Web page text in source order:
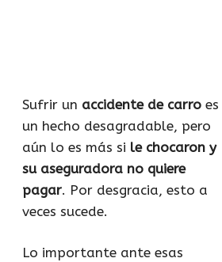
Sufrir un accidente de carro es
un hecho desagradable, pero
aún lo es más si le chocaron y
su aseguradora no quiere
pagar. Por desgracia, esto a
veces sucede.
Lo importante ante esas